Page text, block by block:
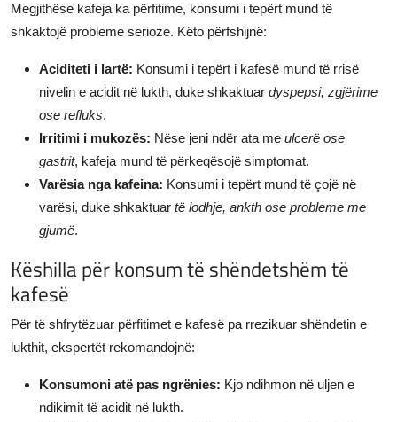
Megjithëse kafeja ka përfitime, konsumi i tepërt mund të
shkaktojë probleme serioze. Këto përfshijnë:
Aciditeti i lartë: Konsumi i tepërt i kafesë mund të rrisë
nivelin e acidit në lukth, duke shkaktuar dyspepsi, zgjërime
ose refluks.
Irritimi i mukozës: Nëse jeni ndër ata me ulcerë ose
gastrit, kafeja mund të përkeqësojë simptomat.
Varësia nga kafeina: Konsumi i tepërt mund të çojë në
varësi, duke shkaktuar të lodhje, ankth ose probleme me
gjumë.
Këshilla për konsum të shëndetshëm të
kafesë
Për të shfrytëzuar përfitimet e kafesë pa rrezikuar shëndetin e
lukthit, ekspertët rekomandojnë:
Konsumoni atë pas ngrënies: Kjo ndihmon në uljen e
ndikimit të acidit në lukth.